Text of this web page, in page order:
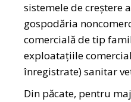
sistemele de creștere
gospodăria
comercială de tip
exploatațiile
înregistrate) sanitar
Din păcate, pentru